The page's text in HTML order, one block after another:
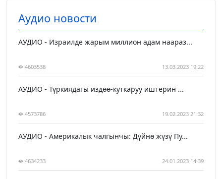
Аудио новости
АУДИО - Израилде жарым миллион адам наараз...
4603538 13.03.2023 19:22
АУДИО - Түркиядагы издөө-куткаруу иштерин ...
4573786 19.02.2023 21:32
АУДИО - Америкалык чалгынчы: Дүйнө жүзү Пу...
4634233 24.01.2023 14:39